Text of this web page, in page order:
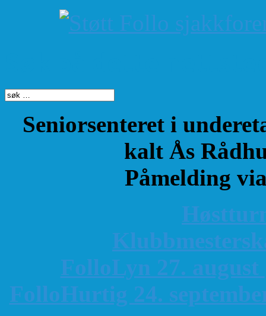
Seniorsenteret i
kalt Ås
Påmelding
K
FolloLyn 27. august
FolloHurtig 24.